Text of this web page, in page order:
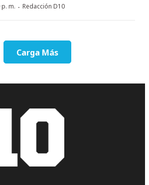
m. · Redacción D10
Carga Más